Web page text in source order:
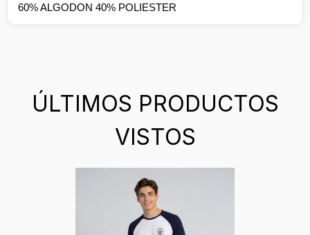
60% ALGODON 40% POLIESTER
ÚLTIMOS PRODUCTOS
VISTOS